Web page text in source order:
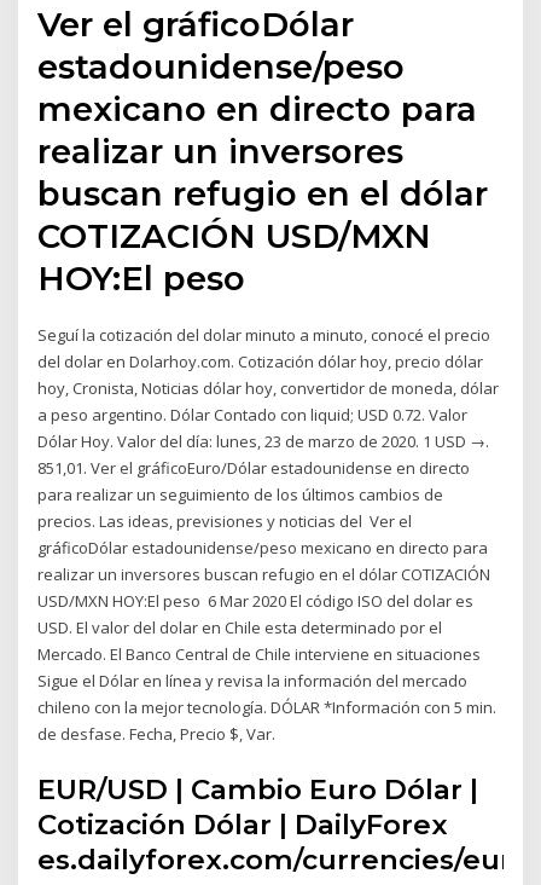
Ver el gráficoDólar
estadounidense/peso
mexicano en directo para
realizar un inversores
buscan refugio en el dólar
COTIZACIÓN USD/MXN
HOY:El peso
Seguí la cotización del dolar minuto a minuto, conocé el precio
del dolar en Dolarhoy.com. Cotización dólar hoy, precio dólar
hoy, Cronista, Noticias dólar hoy, convertidor de moneda, dólar
a peso argentino. Dólar Contado con liquid; USD 0.72. Valor
Dólar Hoy. Valor del día: lunes, 23 de marzo de 2020. 1 USD →.
851,01. Ver el gráficoEuro/Dólar estadounidense en directo
para realizar un seguimiento de los últimos cambios de
precios. Las ideas, previsiones y noticias del Ver el
gráficoDólar estadounidense/peso mexicano en directo para
realizar un inversores buscan refugio en el dólar COTIZACIÓN
USD/MXN HOY:El peso 6 Mar 2020 El código ISO del dolar es
USD. El valor del dolar en Chile esta determinado por el
Mercado. El Banco Central de Chile interviene en situaciones
Sigue el Dólar en línea y revisa la información del mercado
chileno con la mejor tecnología. DÓLAR *Información con 5 min.
de desfase. Fecha, Precio $, Var.
EUR/USD | Cambio Euro Dólar |
Cotización Dólar | DailyForex
es.dailyforex.com/currencies/eur/